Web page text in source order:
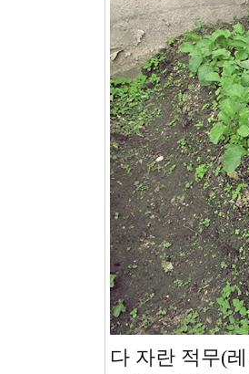
다 자란 적무(